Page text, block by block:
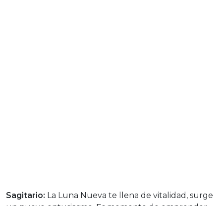
Sagitario: La Luna Nueva te llena de vitalidad, surge